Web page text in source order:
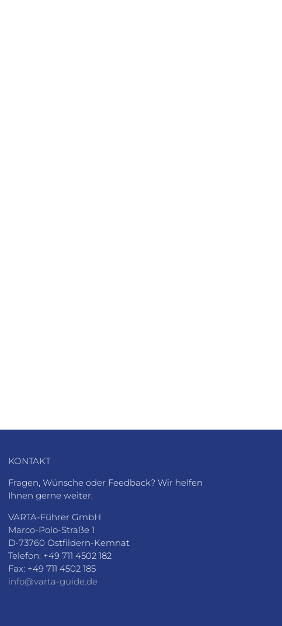
KONTAKT
Fragen, Wünsche oder Feedback? Wir helfen
Ihnen gerne weiter.
VARTA-Führer GmbH
Marco-Polo-Straße 1
D-73760 Ostfildern-Kemnat
Telefon: +49 711 4502 182
Fax: +49 711 4502 185
info@varta-guide.de